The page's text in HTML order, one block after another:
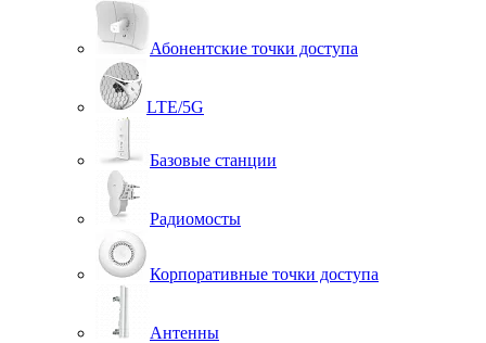
Абонентские точки доступа
LTE/5G
Базовые станции
Радиомосты
Корпоративные точки доступа
Антенны